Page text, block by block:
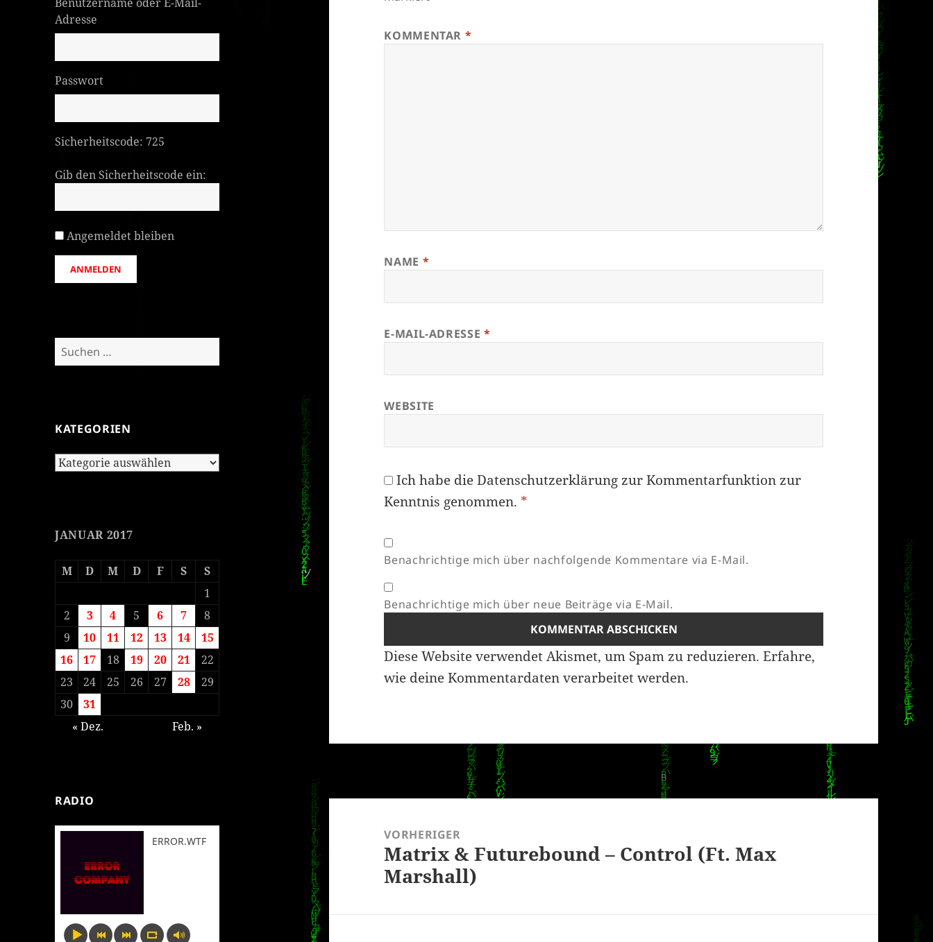
Adresse
Passwort
Sicherheitscode: 725
Gib den Sicherheitscode ein:
Angemeldet bleiben
ANMELDEN
Suchen
nach:
KATEGORIEN
Kategorien
JANUAR 2017
M D M D F S
S
1
2
3 4 5 6 7
8
9
10 11 12 13 14
15
16
17 18 19 20 21
22
23
24 25 26 27 28
29
30
31
« Dez.
Feb. »
RADIO
ERROR.WTF
KOMMENTAR *
NAME *
E-MAIL-ADRESSE *
WEBSITE
Ich habe dieDatenschutzerklärungzur Kommentarfunktion zur
Kenntnis genommen. *
Benachrichtige mich über nachfolgende Kommentare via E-Mail.
Benachrichtige mich über neue Beiträge via E-Mail.
Diese Website verwendet Akismet, um Spam zu reduzieren.Erfahre,
wie deine Kommentardaten verarbeitet werden.
VORHERIGER
Vorheriger
Beitrag:
Matrix & Futurebound – Control (Ft. Max
Marshall)